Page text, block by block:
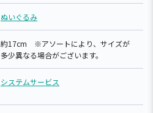
ぬいぐるみ
約17cm ※アソートにより、サイズが
多少異なる場合がございます。
システムサービス